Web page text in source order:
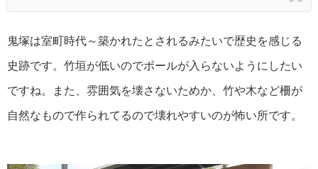
鬼塚は室町時代～築かれたとされるみたいで歴史を感じる
史跡です。竹垣が低いのでボールが入らないようにしたい
ですね。また、雰囲気を壊さないためか、竹や木など柵が
自然なもので作られてるので壊れやすいのが怖い所です。